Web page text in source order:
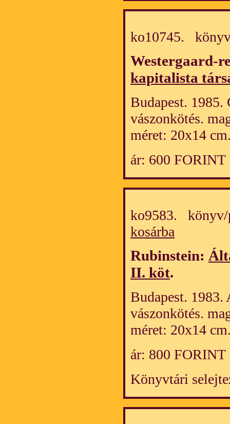
ko10745.
Westergaard-
kapitalista
Budapest. 1985.
vászonkötés.
méret: 20x14
ár: 600 FORINT
ko9583.
kosárba
Rubinstein:
II. köt.
Budapest. 1983.
vászonkötés.
méret: 20x14
ár: 800 FORINT
Könyvtári